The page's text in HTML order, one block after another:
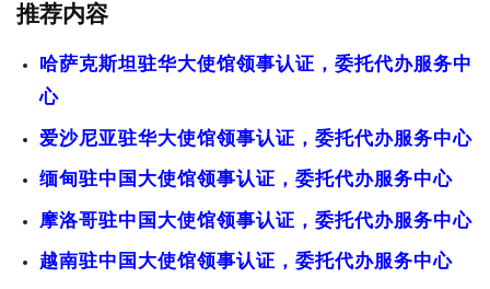
推荐内容
哈萨克斯坦驻华大使馆领事认证，委托代办服务中
心
爱沙尼亚驻华大使馆领事认证，委托代办服务中心
缅甸驻中国大使馆领事认证，委托代办服务中心
摩洛哥驻中国大使馆领事认证，委托代办服务中心
越南驻中国大使馆领事认证，委托代办服务中心